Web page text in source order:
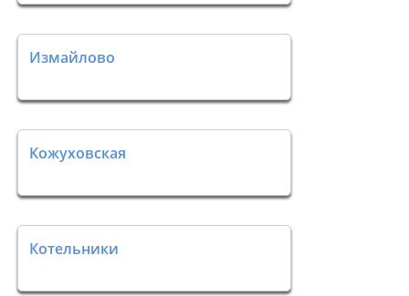
Измайлово
Кожуховская
Котельники